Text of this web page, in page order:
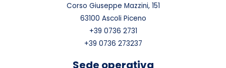
Corso Giuseppe Mazzini, 151
63100 Ascoli Piceno
+39 0736 2731
+39 0736 273237
Sede operativa